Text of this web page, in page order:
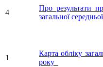
4
Про результати
загальної
1
Карта обліку
року